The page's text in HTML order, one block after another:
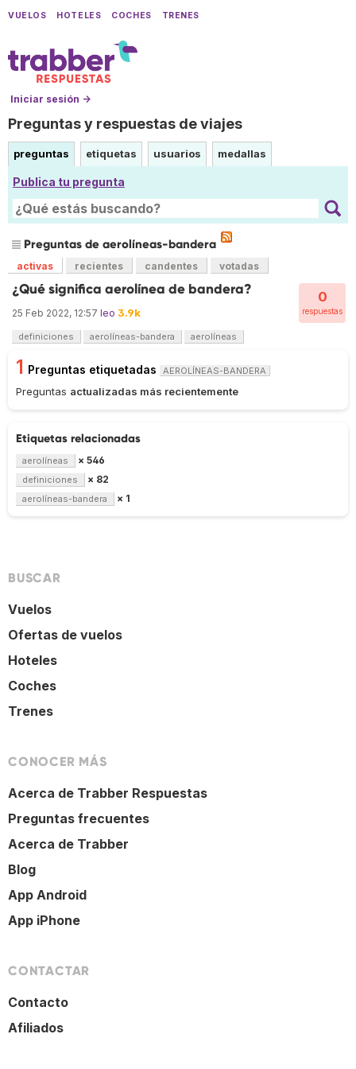
VUELOS HOTELES COCHES TRENES
Iniciar sesión →
Preguntas y respuestas de viajes
preguntas etiquetas usuarios medallas
Publica tu pregunta
Preguntas de aerolíneas-bandera
activas recientes candentes votadas
0
respuestas
¿Qué significa aerolínea de bandera?
25 Feb 2022, 12:57 leo 3.9k
definiciones aerolíneas-bandera aerolíneas
1 Preguntas etiquetadas AEROLÍNEAS-BANDERA
Preguntas actualizadas más recientemente
Etiquetas relacionadas
aerolíneas × 546
definiciones × 82
aerolíneas-bandera × 1
BUSCAR
Vuelos
Ofertas de vuelos
Hoteles
Coches
Trenes
CONOCER MÁS
Acerca de Trabber Respuestas
Preguntas frecuentes
Acerca de Trabber
Blog
App Android
App iPhone
CONTACTAR
Contacto
Afiliados